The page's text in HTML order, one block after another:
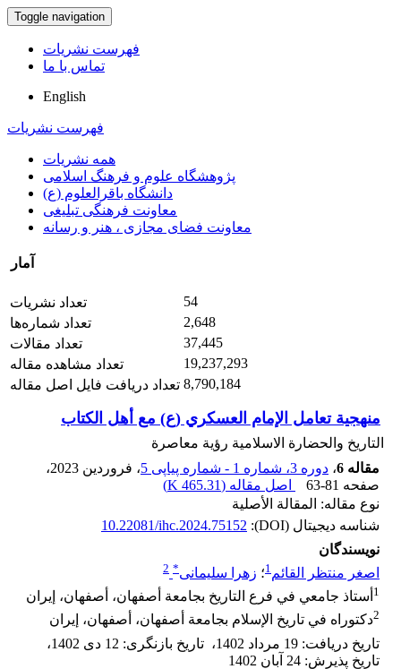
Toggle navigation
فهرست نشریات
تماس با ما
English
فهرست نشریات
همه نشریات
پژوهشگاه علوم و فرهنگ اسلامی
دانشگاه باقرالعلوم (ع)
معاونت فرهنگی تبلیغی
معاونت فضای مجازی ، هنر و رسانه
آمار
تعداد نشریات
54
تعداد شماره‌ها
2,648
تعداد مقالات
37,445
تعداد مشاهده مقاله
19,237,293
تعداد دریافت فایل اصل مقاله 8,790,184
منهجية تعامل الإمام العسكري (ع) مع أهل الكتاب
التاریخ والحضارة الاسلامیة رؤیة معاصرة
مقاله 6
، دوره 3، شماره 1 - شماره پیاپی 5 ، فروردین 2023
،
صفحه 63-81 اصل مقاله (465.31 K
)
نوع مقاله: المقالة الأصلية
شناسه دیجیتال (DOI):
10.22081/ihc.2024.75152
نویسندگان
اصغر منتظر القائم 1؛ زهرا سلیمانی*
2
1 أستاذ جامعي في فرع التاريخ بجامعة أصفهان، أصفهان، إيران
2دكتوراه في تاريخ الإسلام بجامعة أصفهان، أصفهان، إيران
تاریخ دریافت: 19 مرداد 1402 ، تاریخ بازنگری: 12 دی 1402
،
تاریخ پذیرش: 24 آبان 1402